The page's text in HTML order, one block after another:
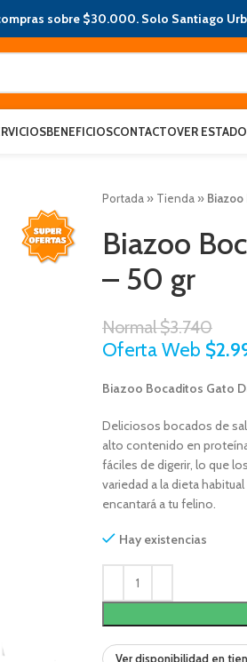
sobre $30.000. Solo Santiago
BENEFICIOSCONTACTOVER
Portada » Tienda »
Biazoo
– 50 gr
Normal$3.740
Oferta Web $
Biazoo Bocaditos Gato
Deliciosos bocados de
alto contenido en
fáciles de digerir, lo que
variedad a la dieta
encantará a tu felino.
Hay existencias
Ver disponibilidad en